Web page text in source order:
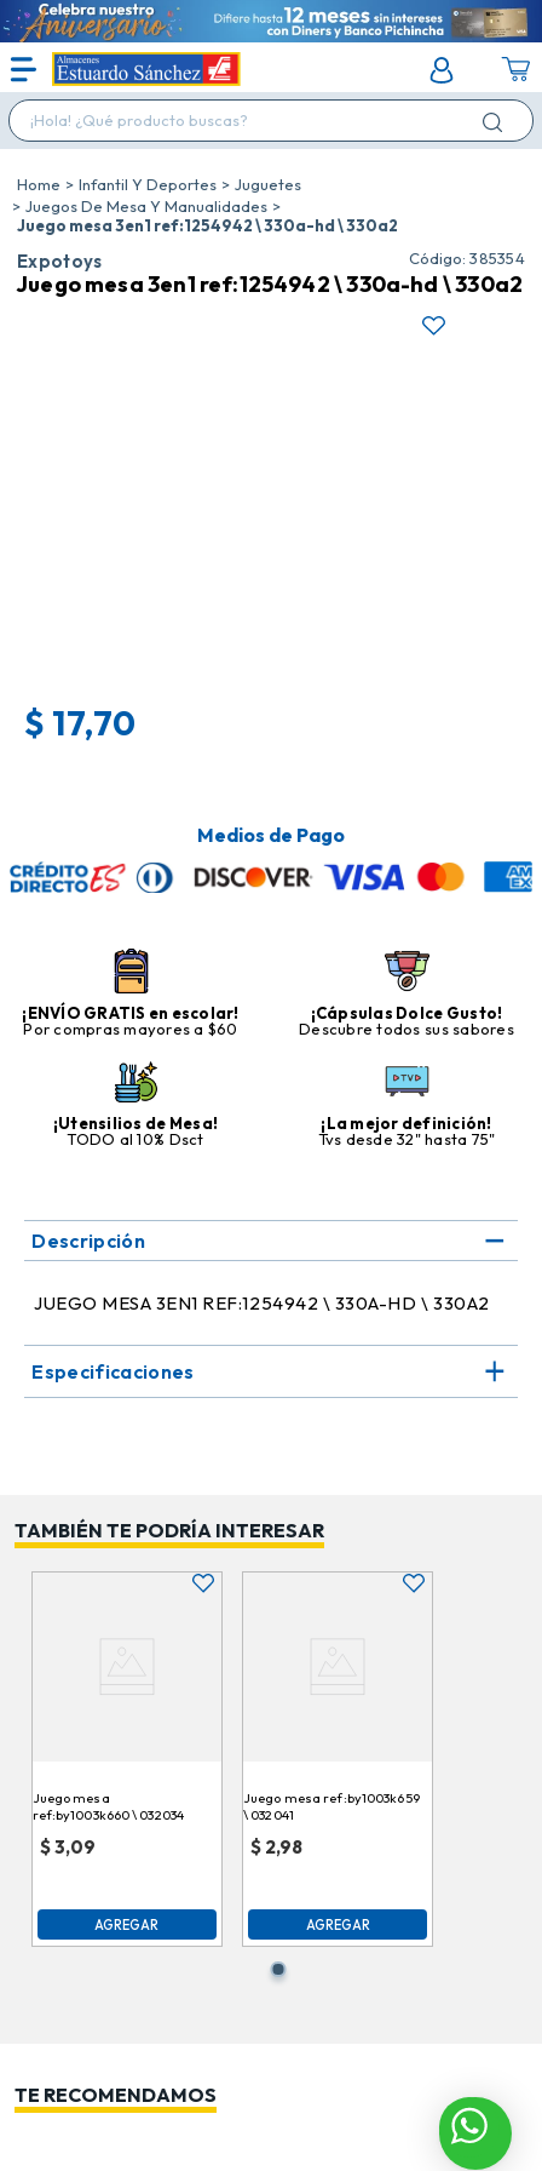
¡Hola! ¿Qué producto buscas?
Infantil Y Deportes
Juguetes
Juegos De Mesa Y Manualidades
Juego mesa 3en1 ref:1254942 \ 330a-hd \ 330a2
Expotoys : 385354
Juego mesa 3en1 ref:1254942 \ 330a-hd \ 330a2
$ 17,70
Medios de Pago
¡ENVÍO GRATIS en escolar!
Por compras mayores a $60
¡Cápsulas Dolce Gusto!
Descubre todos sus sabores
¡Utensilios de Mesa!
TODO al 10% Dsct
¡La mejor definición!
Tvs desde 32" hasta 75"
Descripción
JUEGO MESA 3EN1 REF:1254942 \ 330A-HD \ 330A2
Especificaciones
TAMBIÉN TE PODRÍA INTERESAR
Juego mesa
ref:by1003k660 \ 032034
$3,09
AGREGAR
Juego mesa ref:by1003k659
\ 032041
$ 2,98
AGREGAR
TE RECOMENDAMOS